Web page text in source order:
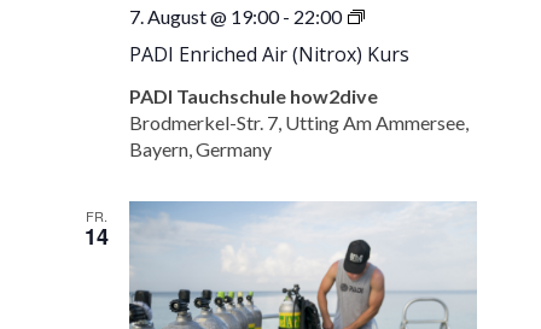
PADI Enriched Air (Nitrox) Kurs
7. August @ 19:00- 22:00
PADI
Enriched
Air
(Nitrox)
Kurs
PADI Tauchschule how2dive
Brodmerkel-Str. 7, Utting Am Ammersee,
Bayern, Germany
FR.
14